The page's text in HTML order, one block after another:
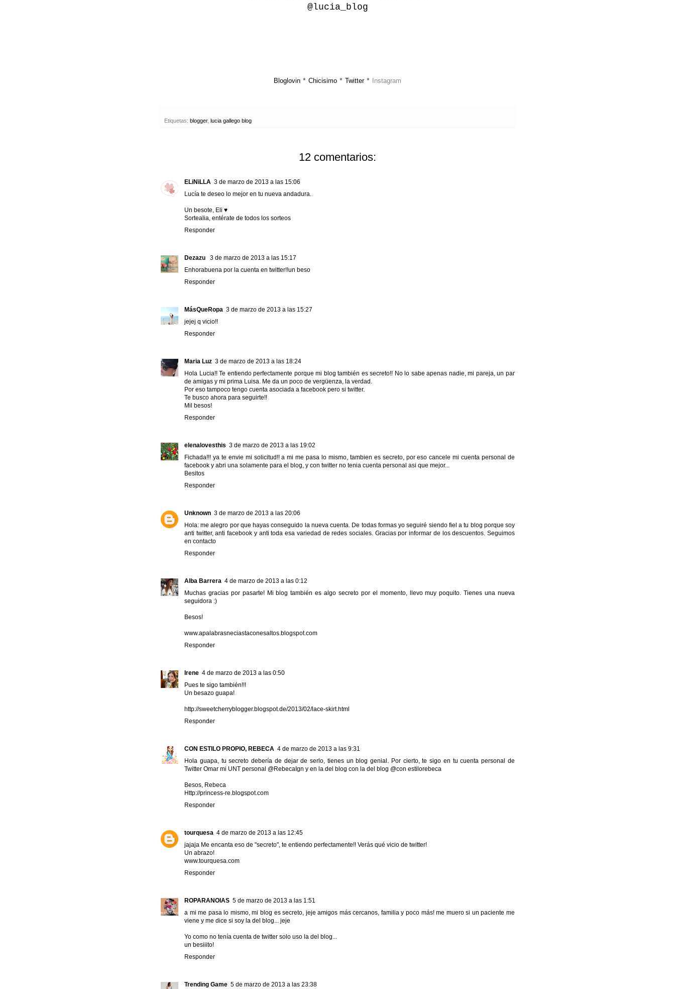
@lucia_blog
Bloglovin * Chicisimo * Twitter * Instagram
Etiquetas: blogger, lucia gallego blog
12 comentarios:
ELiNiLLA 3 de marzo de 2013 a las 15:06
Lucía te deseo lo mejor en tu nueva andadura.
Un besote, Eli ♥
Sortealia, entérate de todos los sorteos
Responder
Dezazu
3 de marzo de 2013 a las 15:17
Enhorabuena por la cuenta en twitter!!un beso
Responder
MásQueRopa 3 de marzo de 2013 a las 15:27
jejej q vicio!!
Responder
Maria Luz 3 de marzo de 2013 a las 18:24
Hola Lucia!! Te entiendo perfectamente porque mi blog también es secreto!! No lo sabe apenas nadie, mi pareja, un par
de amigas y mi prima Luisa. Me da un poco de vergüenza, la verdad.
Por eso tampoco tengo cuenta asociada a facebook pero si twitter.
Te busco ahora para seguirte!!
Mil besos!
Responder
elenalovesthis 3 de marzo de 2013 a las 19:02
Fichada!!! ya te envie mi solicitud!! a mi me pasa lo mismo, tambien es secreto, por eso cancele mi cuenta personal de
facebook y abri una solamente para el blog, y con twitter no tenia cuenta personal asi que mejor...
Besitos
Responder
Unknown 3 de marzo de 2013 a las 20:06
Hola: me alegro por que hayas conseguido la nueva cuenta. De todas formas yo seguiré siendo fiel a tu blog porque soy
anti twitter, anti facebook y anti toda esa variedad de redes sociales. Gracias por informar de los descuentos. Seguimos
en contacto
Responder
Alba Barrera 4 de marzo de 2013 a las 0:12
Muchas gracias por pasarte! Mi blog también es algo secreto por el momento, llevo muy poquito. Tienes una nueva
seguidora :)
Besos!
www.apalabrasneciastaconesaltos.blogspot.com
Responder
Irene 4 de marzo de 2013 a las 0:50
Pues te sigo también!!!
Un besazo guapa!
http://sweetcherryblogger.blogspot.de/2013/02/lace-skirt.html
Responder
CON ESTILO PROPIO, REBECA 4 de marzo de 2013 a las 9:31
Hola guapa, tu secreto debería de dejar de serlo, tienes un blog genial. Por cierto, te sigo en tu cuenta personal de
Twitter Omar mi UNT personal @RebecaIgn y en la del blog con la del blog @con estilorebeca
Besos, Rebeca
Http://princess-re.blogspot.com
Responder
tourquesa 4 de marzo de 2013 a las 12:45
jajaja Me encanta eso de "secreto", te entiendo perfectamente!! Verás qué vicio de twitter!
Un abrazo!
www.tourquesa.com
Responder
ROPARANOIAS 5 de marzo de 2013 a las 1:51
a mi me pasa lo mismo, mi blog es secreto, jeje amigos más cercanos, familia y poco más! me muero si un paciente me
viene y me dice si soy la del blog... jeje
Yo como no tenía cuenta de twitter solo uso la del blog...
un besiiito!
Responder
Trending Game 5 de marzo de 2013 a las 23:38